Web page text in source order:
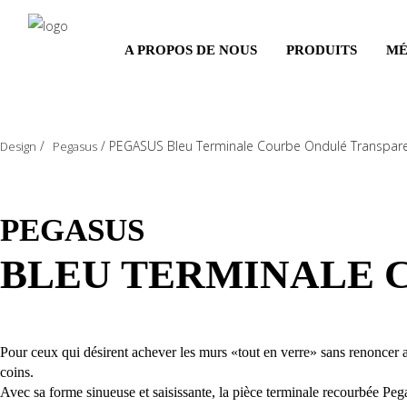
A PROPOS DE NOUS PRODUITS
Design / Pegasus / PEGASUS Bleu Terminale Courbe Ondulé
PEGASUS
BLEU TERMINALE
Pour ceux qui désirent achever les murs «tout en verre» sans
coins.
Avec sa forme sinueuse et saisissante, la pièce terminale recourbée